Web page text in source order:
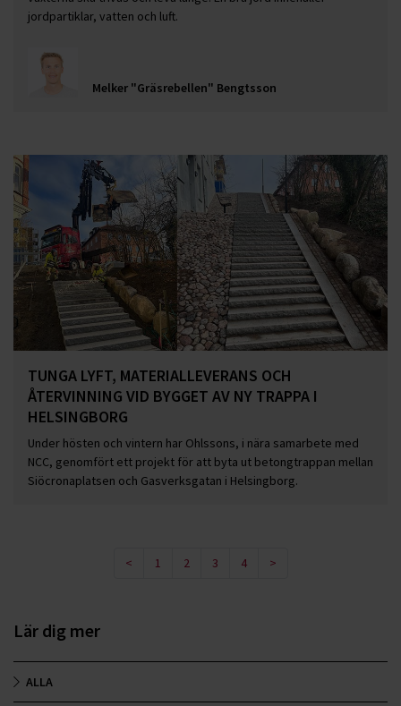
jordpartiklar, vatten och luft.
Melker "Gräsrebellen" Bengtsson
TUNGA LYFT, MATERIALLEVERANS OCH
ÅTERVINNING VID BYGGET AV NY TRAPPA I
HELSINGBORG
Under hösten och vintern har Ohlssons, i nära samarbete med
NCC, genomfört ett projekt för att byta ut betongtrappan mellan
Siöcronaplatsen och Gasverksgatan i Helsingborg.
< 1 2 3 4 >
Lär dig mer
ALLA